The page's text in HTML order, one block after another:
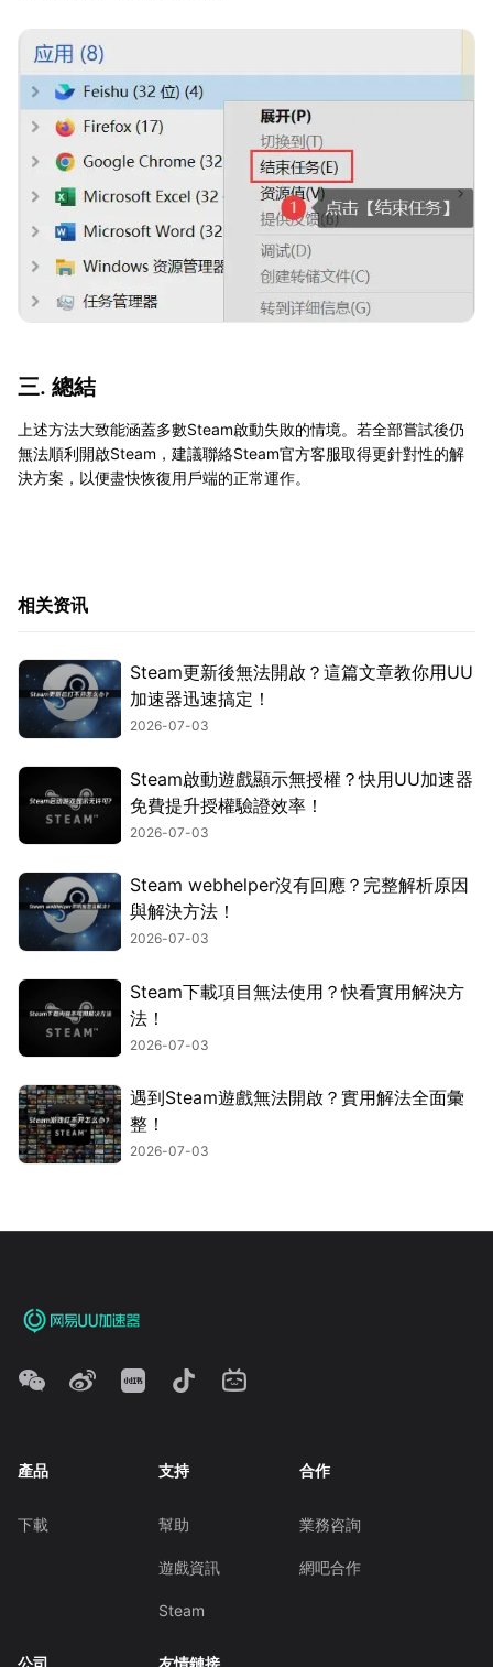
三. 總結
上述方法大致能涵蓋多數Steam啟動失敗的情境。若全部嘗試後仍
無法順利開啟Steam，建議聯絡Steam官方客服取得更針對性的解
決方案，以便盡快恢復用戶端的正常運作。
相关资讯
Steam更新後無法開啟？這篇文章教你用UU
加速器迅速搞定！
2026-07-03
Steam啟動遊戲顯示無授權？快用UU加速器
免費提升授權驗證效率！
2026-07-03
Steam webhelper沒有回應？完整解析原因
與解決方法！
2026-07-03
Steam下載項目無法使用？快看實用解決方
法！
2026-07-03
遇到Steam遊戲無法開啟？實用解法全面彙
整！
2026-07-03
產品
下載
支持
幫助
遊戲資訊
Steam
合作
業務咨詢
網吧合作
公司 友情鏈接